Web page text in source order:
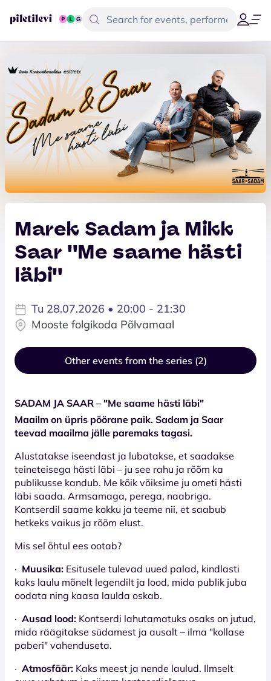
Marek Sadam ja Mikk
Saar ''Me saame hästi
läbi''
Tu 28.07.2026 • 20:00 - 21:30
Mooste folgikoda Põlvamaal
Other events from the series (2)
SADAM JA SAAR – "Me saame hästi läbi"
Maailm on üpris pöörane paik. Sadam ja Saar
teevad maailma jälle paremaks tagasi.
Alustatakse iseendast ja lubatakse, et saadakse
teineteisega hästi läbi – ju see rahu ja rõõm ka
publikusse kandub. Me kõik võiksime ju ometi hästi
läbi saada. Armsamaga, perega, naabriga.
Kontserdil saame kokku ja teeme nii, et saabub
hetkeks vaikus ja rõõm elust.
Mis sel õhtul ees ootab?
· Muusika: Esitusele tulevad uued palad, kindlasti
kaks laulu mõnelt legendilt ja lood, mida publik juba
oodata ning kaasa laulda oskab.
· Ausad lood: Kontserdi lahutamatuks osaks on jutud,
mida räägitakse südamest ja ausalt – ilma "kollase
paberi" vahenduseta.
· Atmosfäär: Kaks meest ja nende laulud. Ilmselt